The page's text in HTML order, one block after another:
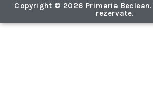
Copyright © 2026 Primaria
rezervate.